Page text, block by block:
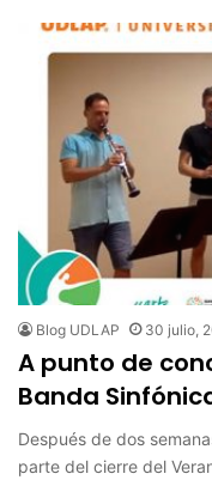
Blog UDLAP 30 julio,
A punto de
Banda
Después de dos
parte del cierre del